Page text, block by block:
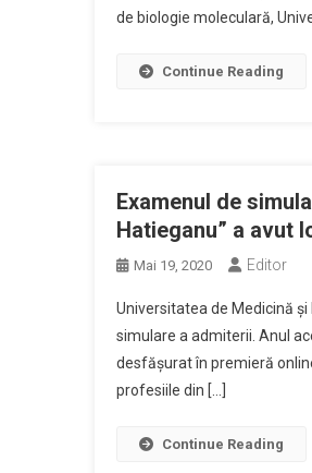
de biologie moleculară,
Continue Reading
Examenul de
Hatieganu” a avut
Mai 19, 2020 Editor
Universitatea de Medicină și
simulare a admiterii. Anul
desfăşurat în premieră
profesiile din […]
Continue Reading